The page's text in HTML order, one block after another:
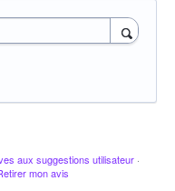
aux suggestions utilisateur ·
mon avis